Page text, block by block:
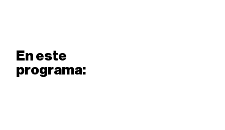
En este
programa: